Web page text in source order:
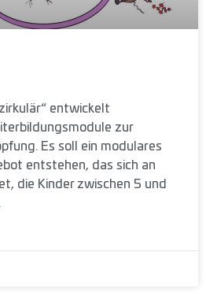
entwickelt
zur
Es soll ein modulares
entstehen, das sich an
die Kinder zwischen 5 und